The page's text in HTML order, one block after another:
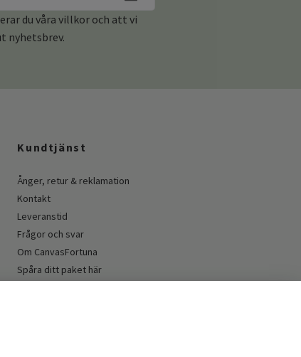
du våra villkor och att vi
nyhetsbrev.
Kundtjänst
Ånger, retur & reklamation
Kontakt
Leveranstid
Frågor och svar
Om CanvasFortuna
Spåra ditt paket här